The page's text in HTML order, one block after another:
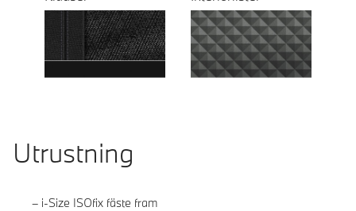
Utrustning
i-Size ISOfix fäste fram